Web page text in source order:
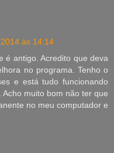
às 14:14
é antigo. Acredito que deva
no programa. Tenho o
e está tudo funcionando
muito bom não ter que
no meu computador e